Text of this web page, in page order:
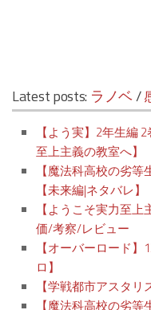
Latest posts: ラノベ/
【よう実】2年生編
至上主義の教室へ】
【魔法科高校の劣
【未来編|ネタバレ】
【ようこそ実力至
価/考察/レビュー
【オーバーロード
ロ】
【学戦都市アスタ
【魔法科高校の劣